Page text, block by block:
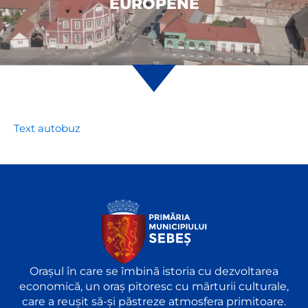
EUROPENE
Text autobuz
Orașul în care se îmbină istoria cu dezvoltarea
economică, un oraș pitoresc cu mărturii culturale,
care a reușit să-și păstreze atmosfera primitoare.